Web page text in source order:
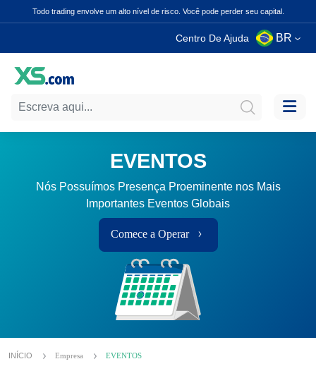
Todo trading envolve um alto nível de risco. Você pode perder seu capital.
Centro De Ajuda BR
EVENTOS
Nós Possuímos Presença Proeminente nos Mais
Importantes Eventos Globais
Comece a Operar
INÍCIO Empresa EVENTOS